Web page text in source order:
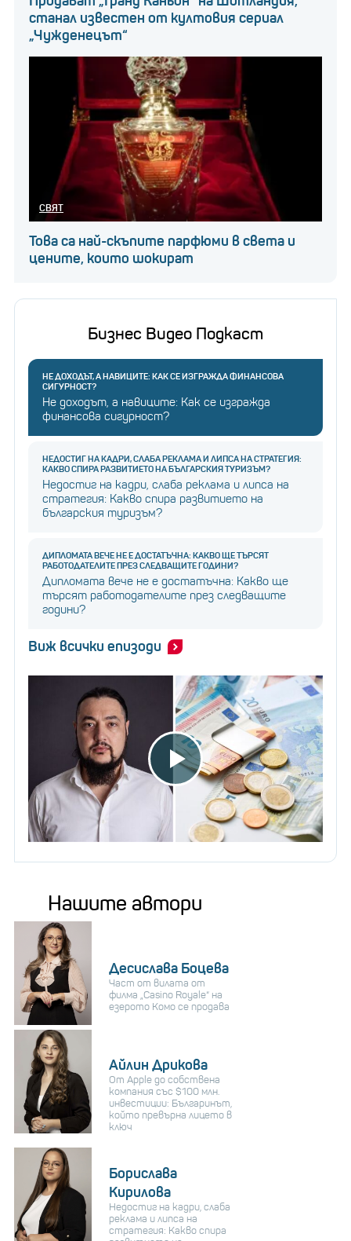
станал известен от култовия сериал
„Чужденецът“
СВЯТ
Това са най-скъпите парфюми в света и
цените, които шокират
Бизнес Видео Подкаст
НЕ ДОХОДЪТ, А НАВИЦИТЕ: КАК СЕ ИЗГРАЖДА ФИНАНСОВА
СИГУРНОСТ?
Не доходът, а навиците: Как се изгражда
финансова сигурност?
НЕДОСТИГ НА КАДРИ, СЛАБА РЕКЛАМА И ЛИПСА НА СТРАТЕГИЯ:
КАКВО СПИРА РАЗВИТИЕТО НА БЪЛГАРСКИЯ ТУРИЗЪМ?
Недостиг на кадри, слаба реклама и липса на
стратегия: Какво спира развитието на
българския туризъм?
ДИПЛОМАТА ВЕЧЕ НЕ Е ДОСТАТЪЧНА: КАКВО ЩЕ ТЪРСЯТ
РАБОТОДАТЕЛИТЕ ПРЕЗ СЛЕДВАЩИТЕ ГОДИНИ?
Дипломата вече не е достатъчна: Какво ще
търсят работодателите през следващите
години?
Виж всички епизоди
Нашите автори
Десислава Боцева
Част от вилата от
филма „Casino Royale“ на
езерото Комо се продава
Айлин Дрикова
От Apple до собствена
компания със $100 млн.
инвестиции: Българинът,
който превърна лицето в
ключ
Борислава
Кирилова
Недостиг на кадри, слаба
реклама и липса на
стратегия: Какво спира